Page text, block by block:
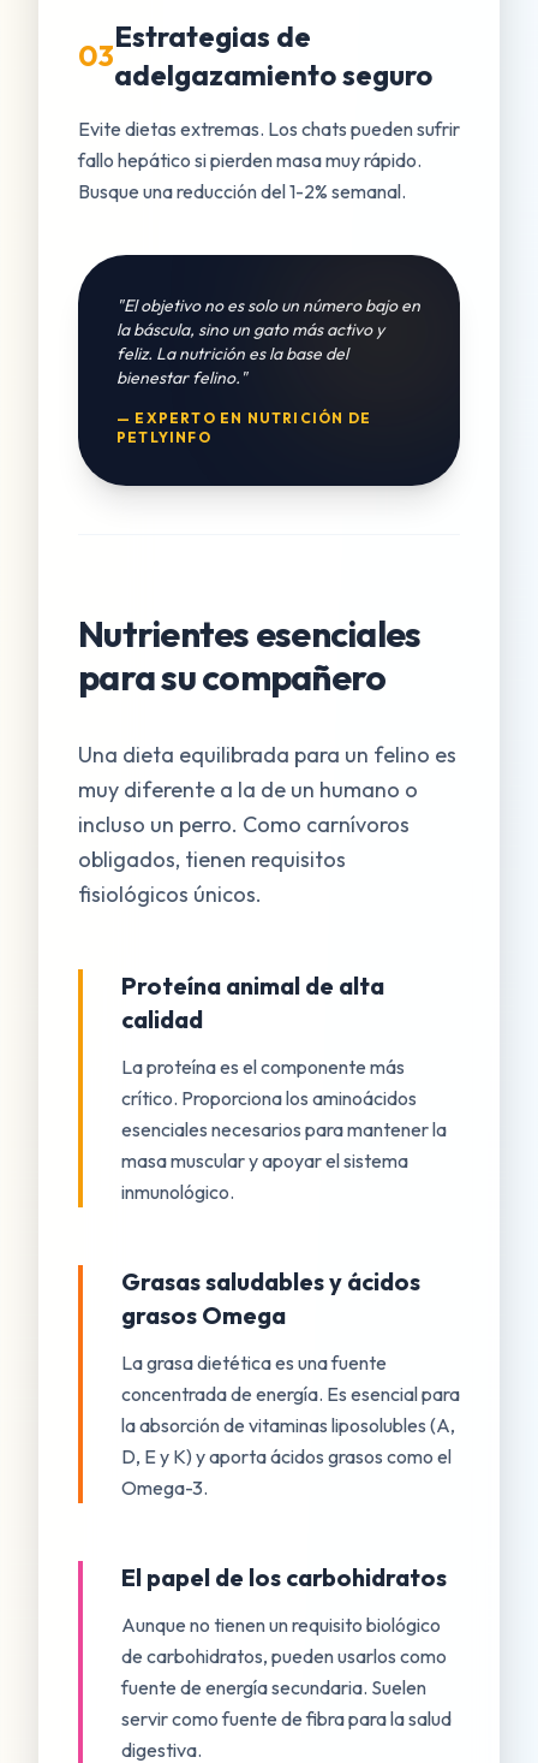
03
Estrategias de
adelgazamiento seguro
Evite dietas extremas. Los chats pueden sufrir
fallo hepático si pierden masa muy rápido.
Busque una reducción del 1-2% semanal.
"El objetivo no es solo un número bajo en
la báscula, sino un gato más activo y
feliz. La nutrición es la base del
bienestar felino."
— EXPERTO EN NUTRICIÓN DE
PETLYINFO
Nutrientes esenciales
para su compañero
Una dieta equilibrada para un felino es
muy diferente a la de un humano o
incluso un perro. Como carnívoros
obligados, tienen requisitos
fisiológicos únicos.
Proteína animal de alta
calidad
La proteína es el componente más
crítico. Proporciona los aminoácidos
esenciales necesarios para mantener la
masa muscular y apoyar el sistema
inmunológico.
Grasas saludables y ácidos
grasos Omega
La grasa dietética es una fuente
concentrada de energía. Es esencial para
la absorción de vitaminas liposolubles (A,
D, E y K) y aporta ácidos grasos como el
Omega-3.
El papel de los carbohidratos
Aunque no tienen un requisito biológico
de carbohidratos, pueden usarlos como
fuente de energía secundaria. Suelen
servir como fuente de fibra para la salud
digestiva.